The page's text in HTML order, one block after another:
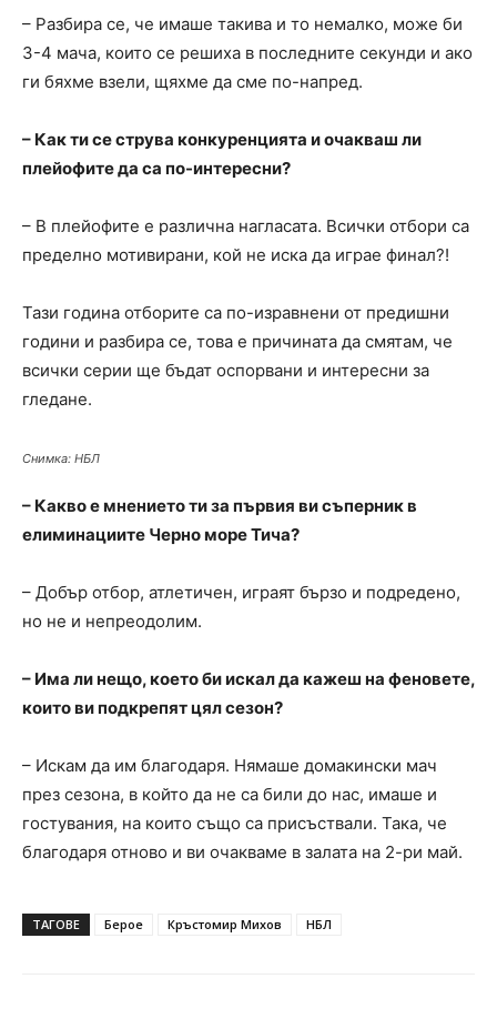
– Разбира се, че имаше такива и то немалко, може би
3-4 мача, които се решиха в последните секунди и ако
ги бяхме взели, щяхме да сме по-напред.
– Как ти се струва конкуренцията и очакваш ли
плейофите да са по-интересни?
– В плейофите е различна нагласата. Всички отбори са
пределно мотивирани, кой не иска да играе финал?!
Тази година отборите са по-изравнени от предишни
години и разбира се, това е причината да смятам, че
всички серии ще бъдат оспорвани и интересни за
гледане.
Снимка: НБЛ
– Какво е мнението ти за първия ви съперник в
елиминациите Черно море Тича?
– Добър отбор, атлетичен, играят бързо и подредено,
но не и непреодолим.
– Има ли нещо, което би искал да кажеш на феновете,
които ви подкрепят цял сезон?
– Искам да им благодаря. Нямаше домакински мач
през сезона, в който да не са били до нас, имаше и
гостувания, на които също са присъствали. Така, че
благодаря отново и ви очакваме в залата на 2-ри май.
ТАГОВЕ Берое Кръстомир Михов НБЛ